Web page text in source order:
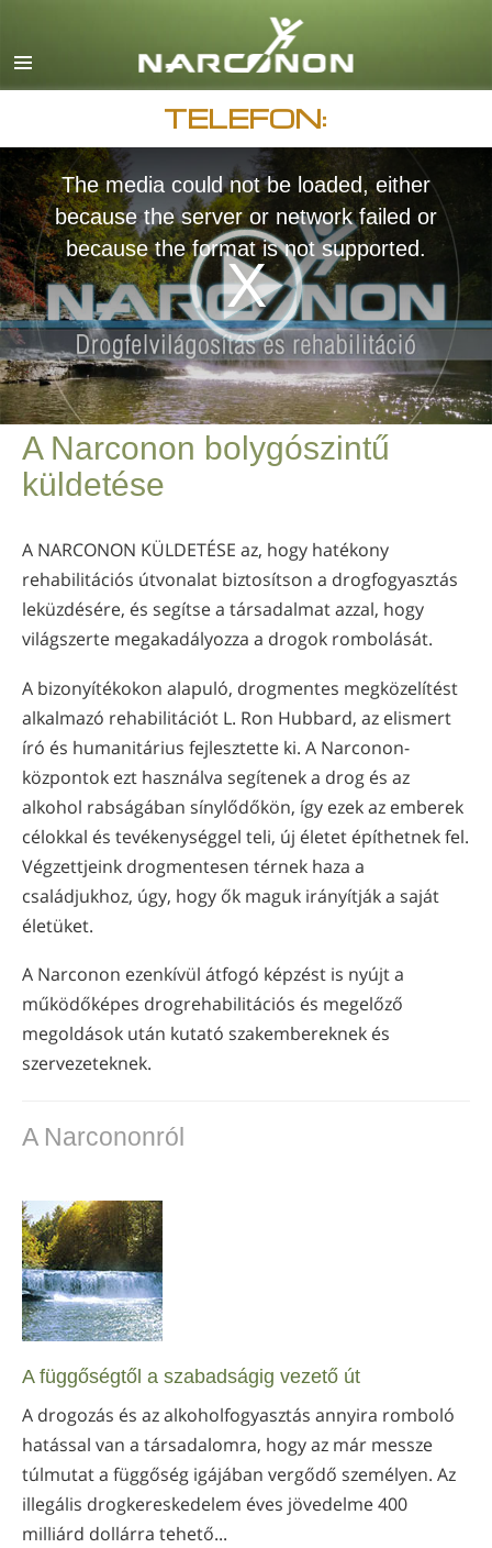
Dansk
Deutsch
görög
español
francia
héber
magyar
olasz
japán
macedón
Nederlands
Português
orosz
svéd
arab
nepáli
ukrán
horvát
török
Minden terület/nyelv
TELEFON:
The media could not be loaded, either
because the server or network failed or
because the format is not supported.
A Narconon bolygószintű
küldetése
A NARCONON KÜLDETÉSE az, hogy hatékony
rehabilitációs útvonalat biztosítson a drogfogyasztás
leküzdésére, és segítse a társadalmat azzal, hogy
világszerte megakadályozza a drogok rombolását.
A bizonyítékokon alapuló, drogmentes megközelítést
alkalmazó rehabilitációt L. Ron Hubbard, az elismert
író és humanitárius fejlesztette ki. A Narconon-
központok ezt használva segítenek a drog és az
alkohol rabságában sínylődőkön, így ezek az emberek
célokkal és tevékenységgel teli, új életet építhetnek fel.
Végzettjeink drogmentesen térnek haza a
családjukhoz, úgy, hogy ők maguk irányítják a saját
életüket.
A Narconon ezenkívül átfogó képzést is nyújt a
működőképes drogrehabilitációs és megelőző
megoldások után kutató szakembereknek és
szervezeteknek.
A Narcononról
A függőségtől a szabadságig vezető út
A drogozás és az alkoholfogyasztás annyira romboló
hatással van a társadalomra, hogy az már messze
túlmutat a függőség igájában vergődő személyen. Az
illegális drogkereskedelem éves jövedelme 400
milliárd dollárra tehető...